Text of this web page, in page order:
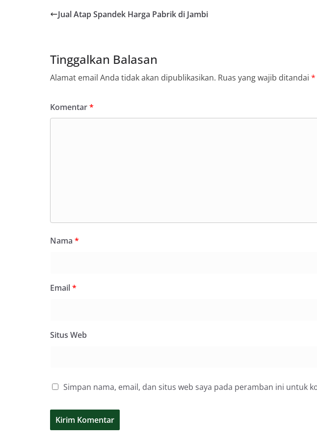
Jual Atap Spandek Harga Pabrik di Jambi
Tinggalkan Balasan
Alamat email Anda tidak akan dipublikasikan. Ruas yang wajib ditandai *
Komentar*
Nama *
Email*
Situs Web
Simpan nama, email, dan situs web saya pada peramban ini untuk